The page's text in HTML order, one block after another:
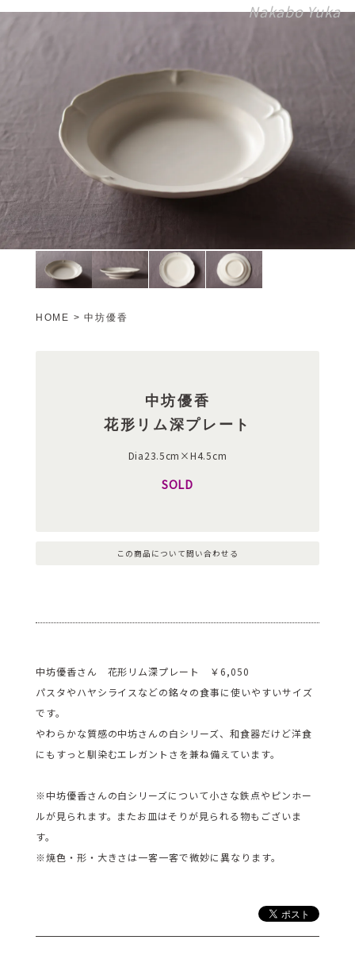
Nakabo Yuka
HOME >中坊優香
中坊優香
花形リム深プレート
Dia23.5cm×H4.5cm
SOLD
この商品について問い合わせる
中坊優香さん 花形リム深プレート ￥6,050
パスタやハヤシライスなどの銘々の食事に使いやすいサイズ
です。
やわらかな質感の中坊さんの白シリーズ、和食器だけど洋食
にもすっと馴染むエレガントさを兼ね備えています。
※中坊優香さんの白シリーズについて小さな鉄点やピンホー
ルが見られます。またお皿はそりが見られる物もございま
す。
※焼色・形・大きさは一客一客で微妙に異なります。